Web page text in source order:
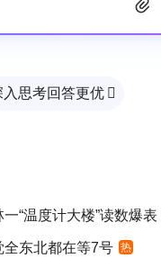
思考回答更优 
一“温度计大楼”读数爆表
全东北都在等7号 热